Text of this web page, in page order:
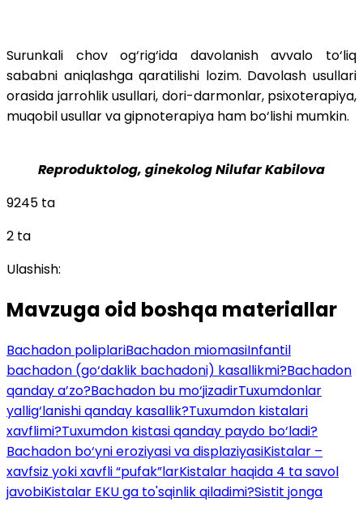
Surunkali chov og‘rig‘ida davolanish avvalo to‘liq
sababni aniqlashga qaratilishi lozim. Davolash usullari
orasida jarrohlik usullari, dori-darmonlar, psixoterapiya,
muqobil usullar va gipnoterapiya ham bo‘lishi mumkin.
Reproduktolog, ginekolog Nilufar Kabilova
9245 ta
2 ta
Ulashish:
Mavzuga oid boshqa materiallar
Bachadon poliplariBachadon miomasiInfantil
bachadon (go‘daklik bachadoni) kasallikmi?Bachadon
qanday a’zo?Bachadon bu mo‘jizadirTuxumdonlar
yallig‘lanishi qanday kasallik?Tuxumdon kistalari
xavflimi?Tuxumdon kistasi qanday paydo bo‘ladi?
Bachadon bo‘yni eroziyasi va displaziyasiKistalar –
xavfsiz yoki xavfli “pufak”larKistalar haqida 4 ta savol
javobiKistalar EKU ga to'sqinlik qiladimi?Sistit jonga